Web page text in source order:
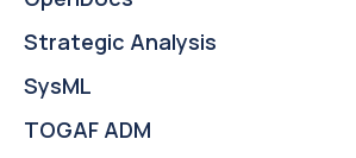
Strategic Analysis
SysML
TOGAF ADM